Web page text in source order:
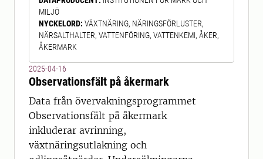
av information. Inventeringen ska vara
åtgä
MILJÖ
NYCKELORD: VÄXTNÄRING, NÄRINGSFÖRLUSTER,
NÄRSALTHALTER, VATTENFÖRING, VATTENKEMI, ÅKER,
ÅKERMARK
2025-04-16
Observationsfält på åkermark
Data från övervakningsprogrammet
Observationsfält på åkermark
inkluderar avrinning,
växtnäringsutlakning och